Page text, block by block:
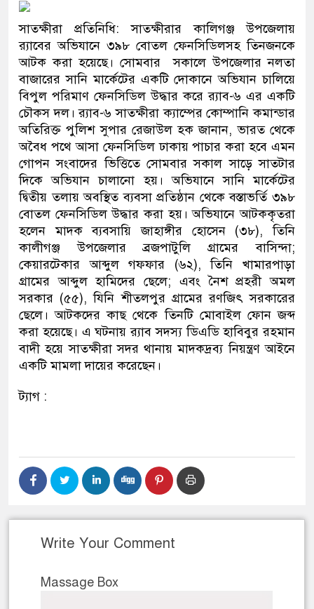
সাতক্ষীরা প্রতিনিধি: সাতক্ষীরার কালিগঞ্জ উপজেলায়
র‍্যাবের অভিযানে ৩৯৮ বোতল ফেনসিডিলসহ তিনজনকে
আটক করা হয়েছে। সোমবার সকালে উপজেলার নলতা
বাজারের সানি মার্কেটের একটি দোকানে অভিযান চালিয়ে
বিপুল পরিমাণ ফেনসিডিল উদ্ধার করে র‍্যাব-৬ এর একটি
চৌকস দল। র‍্যাব-৬ সাতক্ষীরা ক্যাম্পের কোম্পানি কমান্ডার
অতিরিক্ত পুলিশ সুপার রেজাউল হক জানান, ভারত থেকে
অবৈধ পথে আসা ফেনসিডিল ঢাকায় পাচার করা হবে এমন
গোপন সংবাদের ভিত্তিতে সোমবার সকাল সাড়ে সাতটার
দিকে অভিযান চালানো হয়। অভিযানে সানি মার্কেটের
দ্বিতীয় তলায় অবস্থিত ব্যবসা প্রতিষ্ঠান থেকে বস্তাভর্তি ৩৯৮
বোতল ফেনসিডিল উদ্ধার করা হয়। অভিযানে আটককৃতরা
হলেন মাদক ব্যবসায়ি জাহাঙ্গীর হোসেন (৩৮), তিনি
কালীগঞ্জ উপজেলার ব্রজপাটুলি গ্রামের বাসিন্দা;
কেয়ারটেকার আব্দুল গফফার (৬২), তিনি খামারপাড়া
গ্রামের আব্দুল হামিদের ছেলে; এবং নৈশ প্রহরী অমল
সরকার (৫৫), যিনি শীতলপুর গ্রামের রণজিৎ সরকারের
ছেলে। আটকদের কাছ থেকে তিনটি মোবাইল ফোন জব্দ
করা হয়েছে। এ ঘটনায় র‍্যাব সদস্য ডিএডি হাবিবুর রহমান
বাদী হয়ে সাতক্ষীরা সদর থানায় মাদকদ্রব্য নিয়ন্ত্রণ আইনে
একটি মামলা দায়ের করেছেন।
ট্যাগ :
Write Your Comment
Massage Box